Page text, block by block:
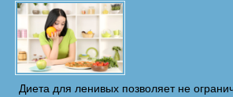
Диета для ленивых позволяет не